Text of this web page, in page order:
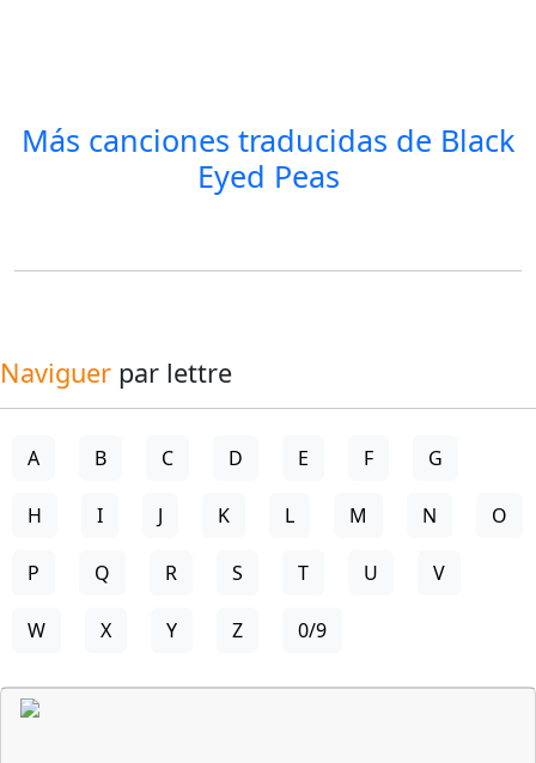
Más canciones traducidas de Black
Eyed Peas
Naviguer par lettre
A B C D E F G
H I J K L M N O
P Q R S T U V
W X Y Z 0/9